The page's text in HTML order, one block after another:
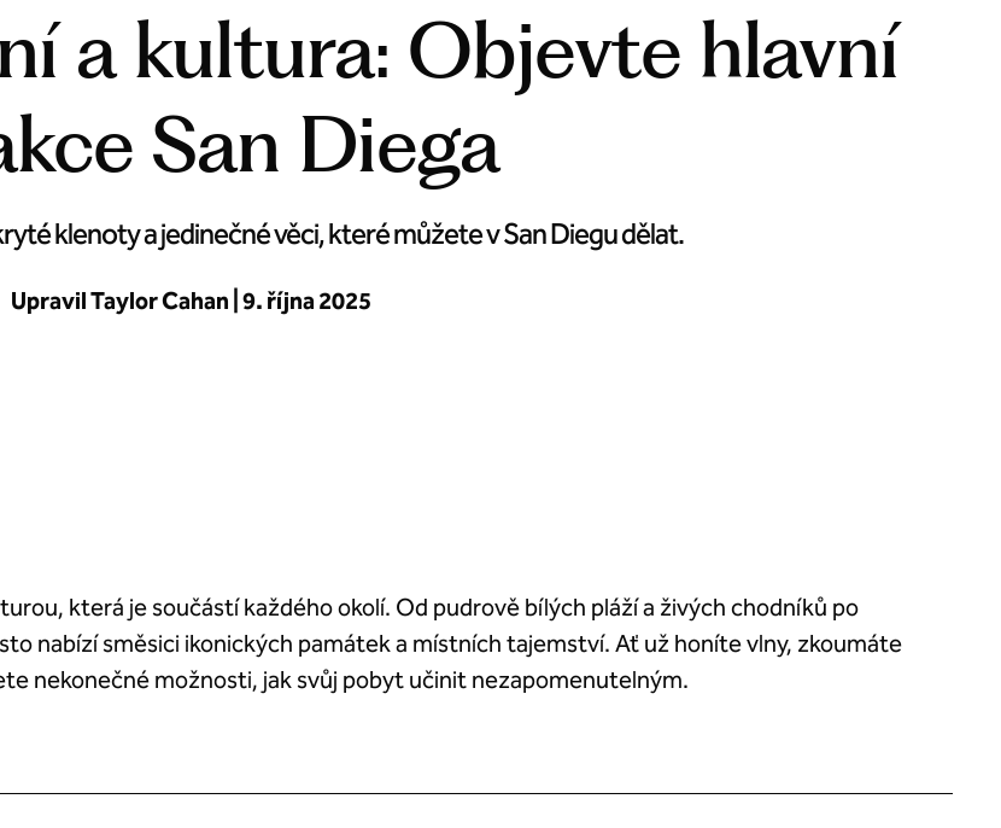
a kultura: Objevte hlavní
San Diega
klenoty a jedinečné věci, které můžete v San Diegu dělat.
Upravil Taylor Cahan | 9. října 2025
která je součástí každého okolí. Od pudrově bílých pláží a živých chodníků po
nabízí směsici ikonických památek a místních tajemství. Ať už honíte vlny, zkoumáte
nekonečné možnosti, jak svůj pobyt učinit nezapomenutelným.